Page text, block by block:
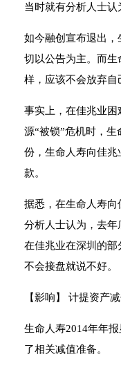
当时就有分析人士
如今融创宣布退出
切以公告为主。而
样，应该不会放弃自
事实上，在佳兆业
源“被锁”危机时，
份，生命人寿向佳
款。
据悉，在生命人寿
分析人士认为，去
在佳兆业在深圳的
不会接盘就说不好。
【影响】 计提资产
生命人寿2014年年
了相关减值准备。